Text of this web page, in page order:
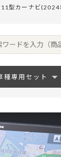
型カーナビ
種専用セット